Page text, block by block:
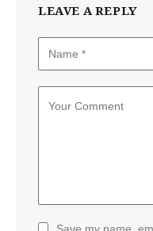
LEAVE A REPLY